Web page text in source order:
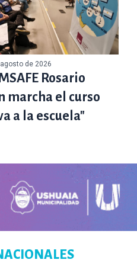
de 2026
Rosario
marcha el curso
a la escuela"